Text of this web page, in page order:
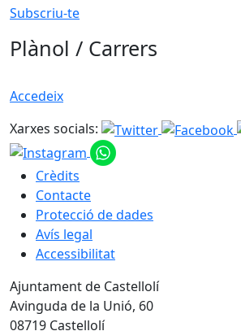
Subscriu-te
Plànol / Carrers
Accedeix
Xarxes socials:
Crèdits
Contacte
Protecció de dades
Avís legal
Accessibilitat
Ajuntament de Castellolí
Avinguda de la Unió, 60
08719 Castellolí